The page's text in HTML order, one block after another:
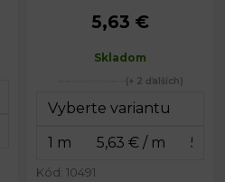
5,63 €
Skladom
(+ 2 ďalších)
Kód: 10491